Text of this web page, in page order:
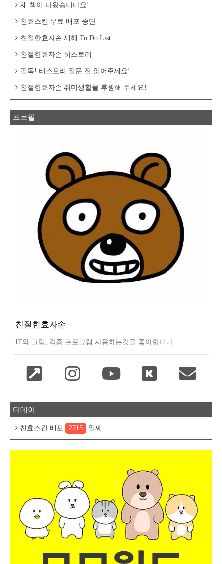
래그 하시면 해당 영역은 제외가 됩니다. 참..
새 책이 나왔습니다요!
친효스킨 무료 배포 중단
친절한효자손 새해 To Do List
친절한효자손 히스토리
필독! 티스토리 질문 전 읽어주세요!
친절한효자손 취미생활을 후원해 주세요!
프로필
친절한효자손
IT와 그림, 각종 프로그램 사용하는것을 좋아합니다.
디데이
친효스킨 배포 2715 일째